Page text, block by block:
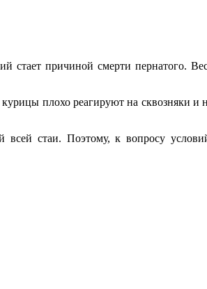
стает причиной смерти пернатого.
плохо реагируют на сквозняки и
стаи. Поэтому, к вопросу